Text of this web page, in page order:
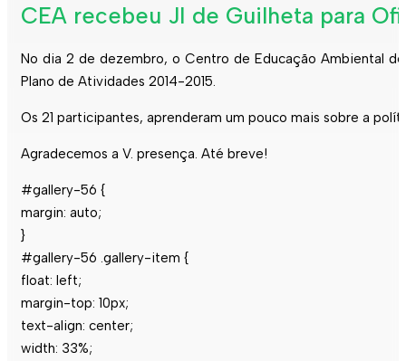
CEA recebeu JI de Guilheta para
No dia 2 de dezembro, o Centro de Educação Ambiental
Plano de Atividades 2014-2015.
Os 21 participantes, aprenderam um pouco mais sobre a
Agradecemos a V. presença. Até breve!
#gallery-56 {
margin: auto;
}
#gallery-56 .gallery-item {
float: left;
margin-top: 10px;
text-align: center;
width: 33%;